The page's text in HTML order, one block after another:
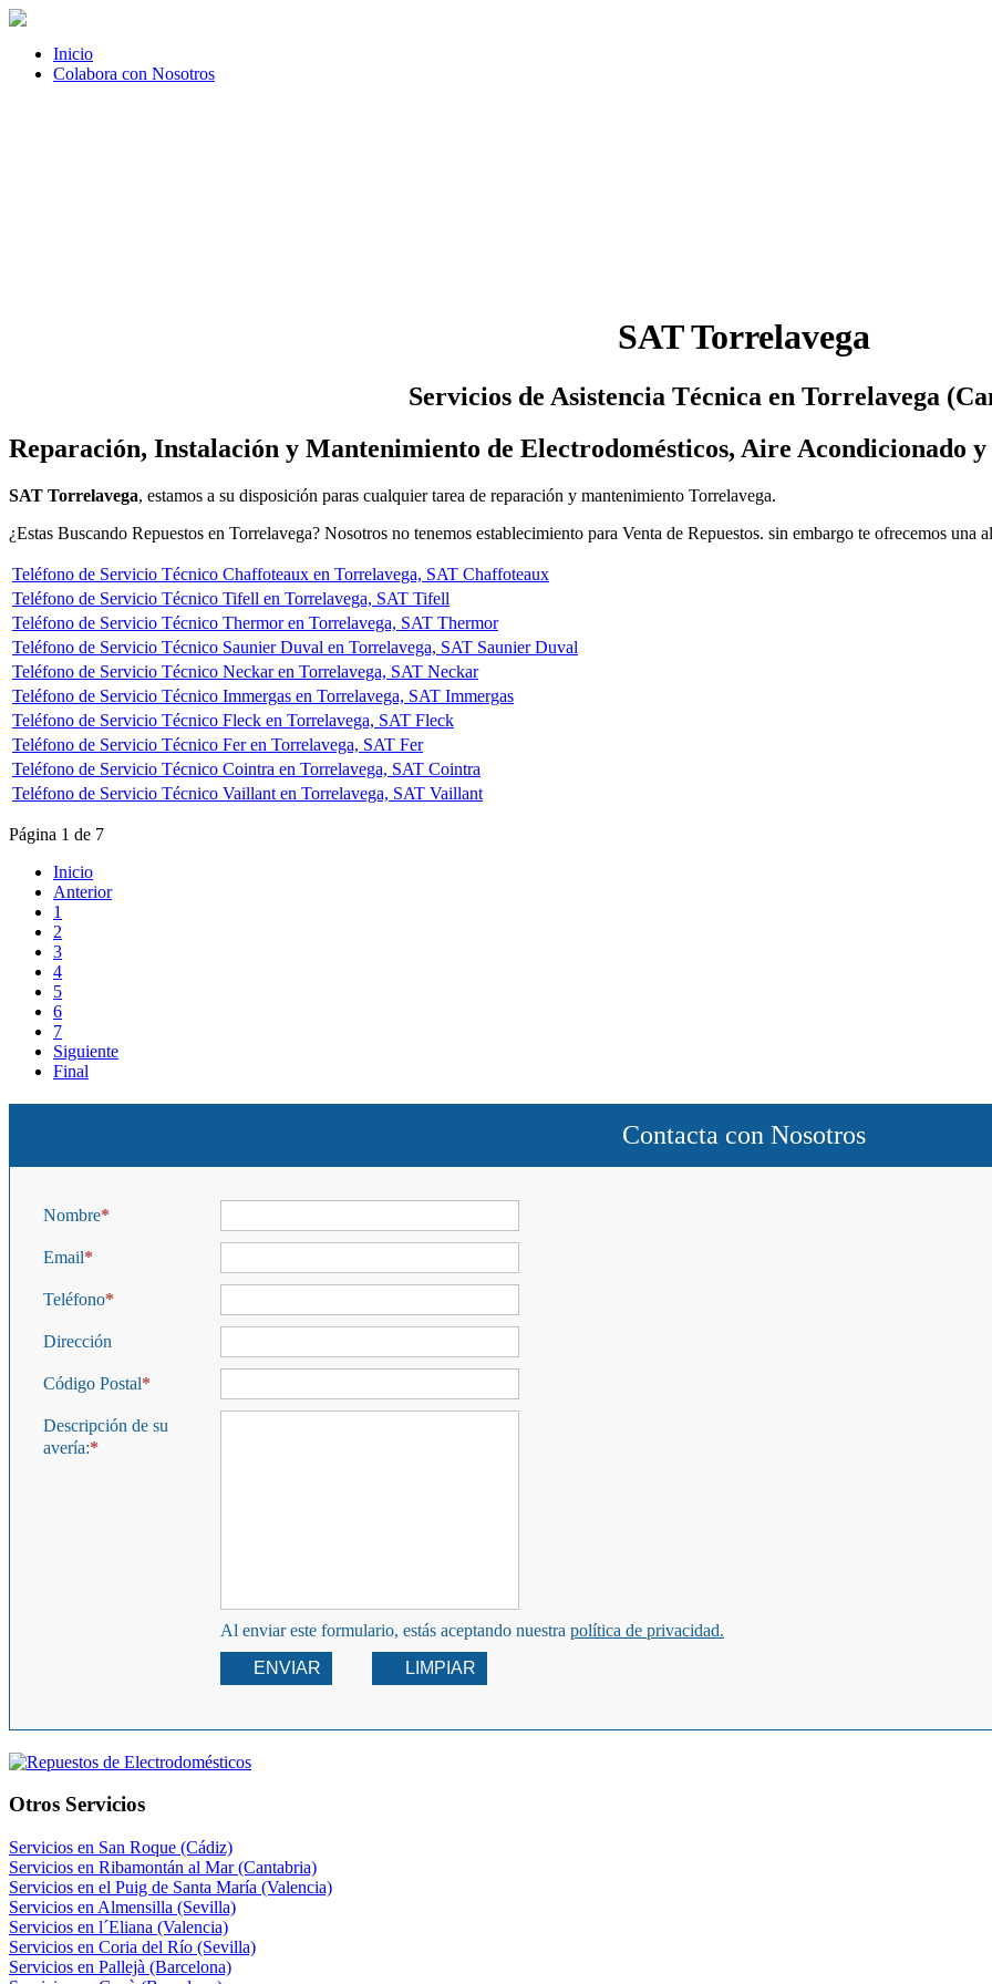
Inicio
Colabora con Nosotros
SAT Torrelavega
Servicios de Asistencia Técnica en Torrelavega
Reparación, Instalación y Mantenimiento de Electrodomésticos, Aire Acondicionado
SAT Torrelavega, estamos a su disposición paras cualquier tarea de reparación y mantenimiento Torrelavega.
¿Estas Buscando Repuestos en Torrelavega? Nosotros no tenemos establecimiento para Venta de Repuestos. sin embargo te ofrecemos una
Teléfono de Servicio Técnico Chaffoteaux en Torrelavega, SAT Chaffoteaux
Teléfono de Servicio Técnico Tifell en Torrelavega, SAT Tifell
Teléfono de Servicio Técnico Thermor en Torrelavega, SAT Thermor
Teléfono de Servicio Técnico Saunier Duval en Torrelavega, SAT Saunier Duval
Teléfono de Servicio Técnico Neckar en Torrelavega, SAT Neckar
Teléfono de Servicio Técnico Immergas en Torrelavega, SAT Immergas
Teléfono de Servicio Técnico Fleck en Torrelavega, SAT Fleck
Teléfono de Servicio Técnico Fer en Torrelavega, SAT Fer
Teléfono de Servicio Técnico Cointra en Torrelavega, SAT Cointra
Teléfono de Servicio Técnico Vaillant en Torrelavega, SAT Vaillant
Página 1 de 7
Inicio
Anterior
1
2
3
4
5
6
7
Siguiente
Final
Contacta con Nosotros
Nombre
Email
Teléfono
Dirección
Código Postal
Descripción de su
avería:
Al enviar este formulario, estás aceptando nuestra política de privacidad.
ENVIAR
LIMPIAR
Otros Servicios
Servicios en San Roque (Cádiz)
Servicios en Ribamontán al Mar (Cantabria)
Servicios en el Puig de Santa María (Valencia)
Servicios en Almensilla (Sevilla)
Servicios en l´Eliana (Valencia)
Servicios en Coria del Río (Sevilla)
Servicios en Pallejà (Barcelona)